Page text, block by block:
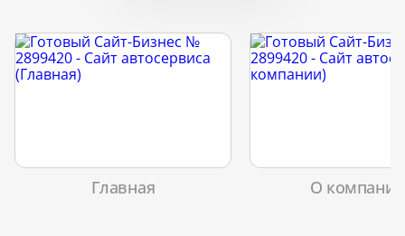
Главная О компании